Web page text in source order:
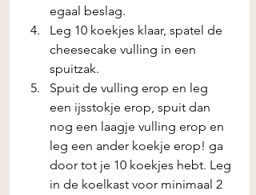
egaal beslag.
Leg 10 koekjes klaar, spatel de
cheesecake vulling in een
spuitzak.
Spuit de vulling erop en leg
een ijsstokje erop, spuit dan
nog een laagje vulling erop en
leg een ander koekje erop! ga
door tot je 10 koekjes hebt. Leg
in de koelkast voor minimaal 2